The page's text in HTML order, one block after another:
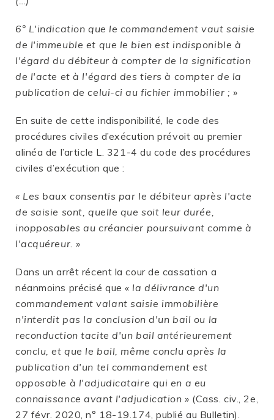
6° L'indication que le commandement vaut saisie
de l'immeuble et que le bien est indisponible à
l'égard du débiteur à compter de la signification
de l'acte et à l'égard des tiers à compter de la
publication de celui-ci au fichier immobilier ; »
En suite de cette indisponibilité, le code des
procédures civiles d’exécution prévoit au premier
alinéa de l’article L. 321-4 du code des procédures
civiles d’exécution que :
« Les baux consentis par le débiteur après l'acte
de saisie sont, quelle que soit leur durée,
inopposables au créancier poursuivant comme à
l'acquéreur. »
Dans un arrêt récent la cour de cassation a
néanmoins précisé que« la délivrance d'un
commandement valant saisie immobilière
n'interdit pas la conclusion d'un bail ou la
reconduction tacite d'un bail antérieurement
conclu, et que le bail, même conclu après la
publication d'un tel commandement est
opposable à l'adjudicataire qui en a eu
connaissance avant l'adjudication » (Cass. civ., 2e,
27 févr. 2020, n° 18-19.174, publié au Bulletin).